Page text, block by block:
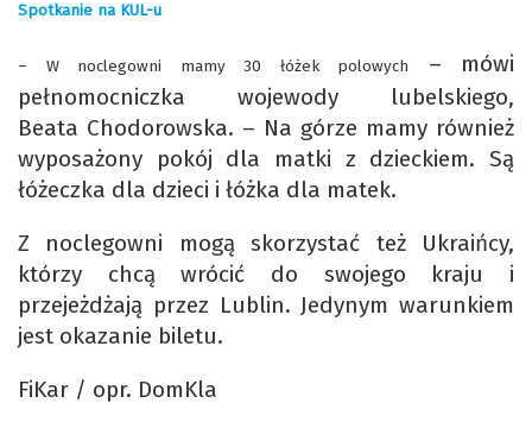
Spotkanie na KUL-u
– W noclegowni mamy 30 łóżek polowych
– mówi
pełnomocniczka wojewody lubelskiego,
Beata Chodorowska. – Na górze mamy również
wyposażony pokój dla matki z dzieckiem. Są
łóżeczka dla dzieci i łóżka dla matek.
Z noclegowni mogą skorzystać też Ukraińcy,
którzy chcą wrócić do swojego kraju i
przejeżdżają przez Lublin. Jedynym warunkiem
jest okazanie biletu.
FiKar / opr. DomKla